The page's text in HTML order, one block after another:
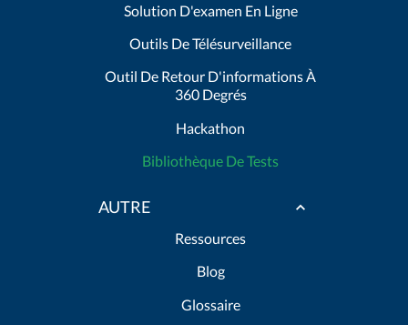
Solution D'examen En Ligne
Outils De Télésurveillance
Outil De Retour D'informations À
360 Degrés
Hackathon
Bibliothèque De Tests
AUTRE
Ressources
Blog
Glossaire